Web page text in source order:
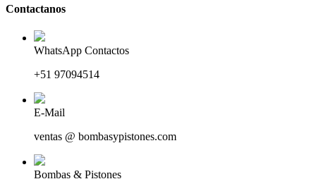
Contactanos
WhatsApp Contactos
+51 97094514
E-Mail
ventas @ bombasypistones.com
Bombas & Pistones